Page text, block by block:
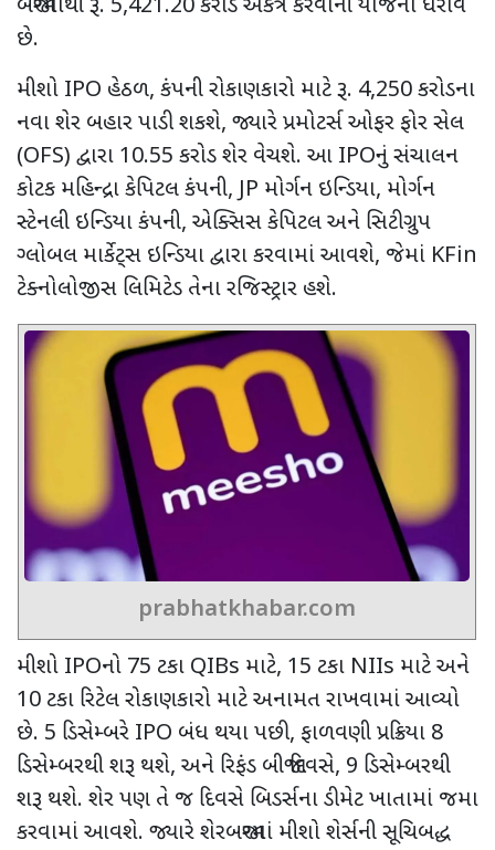
બજારમાંથી રૂ. 5,421.20કરોડ એકત્ર કરવાની યોજના ધરાવે
છે.
મીશો IPO હેઠળ, કંપની રોકાણકારો માટે રૂ. 4,250કરોડના
નવા શેર બહાર પાડી શકશે, જ્યારે પ્રમોટર્સ ઓફર ફોર સેલ
(OFS) દ્વારા 10.55 કરોડ શેર વેચશે. આ IPOનું સંચાલન
કોટક મહિન્દ્રા કેપિટલ કંપની, JP મોર્ગન ઇન્ડિયા, મોર્ગન
સ્ટેનલી ઇન્ડિયા કંપની, એક્સિસ કેપિટલ અને સિટીગ્રુપ
ગ્લોબલ માર્કેટ્સ ઇન્ડિયા દ્વારા કરવામાં આવશે, જેમાં KFin
ટેક્નોલોજીસ લિમિટેડ તેના રજિસ્ટ્રાર હશે.
prabhatkhabar.com
મીશો IPOનો 75 ટકા QIBs માટે, 15 ટકા NIIs માટે અને
10 ટકા રિટેલ રોકાણકારો માટે અનામત રાખવામાં આવ્યો
છે. 5 ડિસેમ્બરે IPO બંધ થયા પછી, ફાળવણી પ્રક્રિયા 8
ડિસેમ્બરથી શરૂ થશે, અને રિફંડ બીજા દિવસે, 9 ડિસેમ્બરથી
શરૂ થશે. શેર પણ તે જ દિવસે બિડર્સના ડીમેટ ખાતામાં જમા
કરવામાં આવશે. જ્યારે શેરબજારમાં મીશો શેર્સની સૂચિબદ્ધ